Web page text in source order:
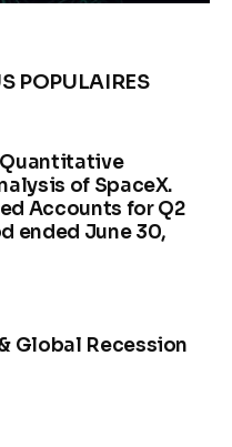
POPULAIRES
of SpaceX.
Accounts for Q2
ended June 30,
Global Recession